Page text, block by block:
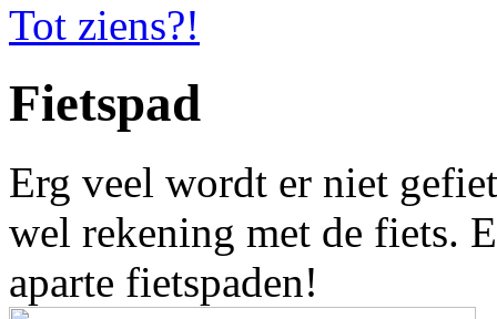
Tot ziens?!
Fietspad
Erg veel wordt er niet
wel rekening met de fiets.
aparte fietspaden!